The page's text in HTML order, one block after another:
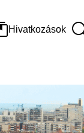
Hivatkozások